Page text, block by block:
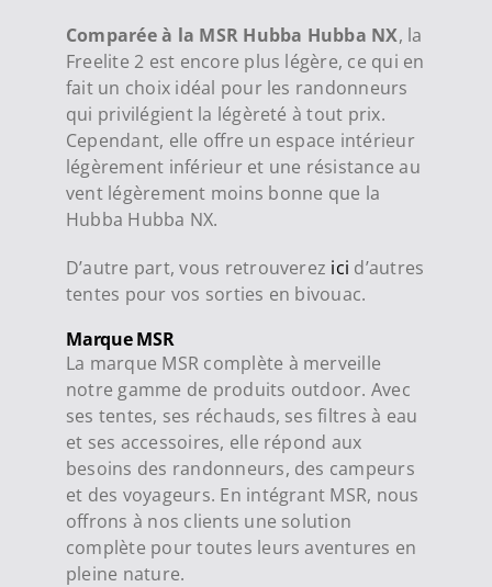
Comparée à la MSR Hubba Hubba NX, la
Freelite 2 est encore plus légère, ce qui en
fait un choix idéal pour les randonneurs
qui privilégient la légèreté à tout prix.
Cependant, elle offre un espace intérieur
légèrement inférieur et une résistance au
vent légèrement moins bonne que la
Hubba Hubba NX.
D’autre part, vous retrouverez ici d’autres
tentes pour vos sorties en bivouac.
Marque MSR
La marque MSR complète à merveille
notre gamme de produits outdoor. Avec
ses tentes, ses réchauds, ses filtres à eau
et ses accessoires, elle répond aux
besoins des randonneurs, des campeurs
et des voyageurs. En intégrant MSR, nous
offrons à nos clients une solution
complète pour toutes leurs aventures en
pleine nature.